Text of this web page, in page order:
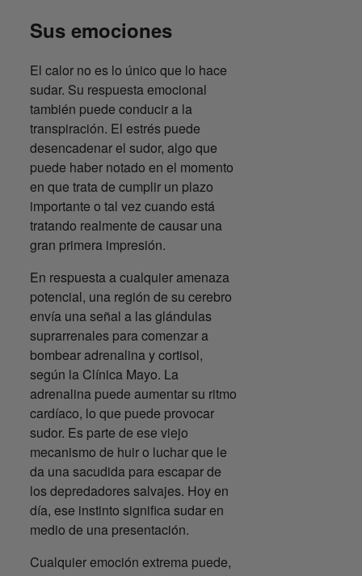
Sus emociones
El calor no es lo único que lo hace
sudar. Su respuesta emocional
también puede conducir a la
transpiración. El estrés puede
desencadenar el sudor, algo que
puede haber notado en el momento
en que trata de cumplir un plazo
importante o tal vez cuando está
tratando realmente de causar una
gran primera impresión.
En respuesta a cualquier amenaza
potencial, una región de su cerebro
envía una señal a las glándulas
suprarrenales para comenzar a
bombear adrenalina y cortisol,
según la Clínica Mayo. La
adrenalina puede aumentar su ritmo
cardíaco, lo que puede provocar
sudor. Es parte de ese viejo
mecanismo de huir o luchar que le
da una sacudida para escapar de
los depredadores salvajes. Hoy en
día, ese instinto significa sudar en
medio de una presentación.
Cualquier emoción extrema puede,